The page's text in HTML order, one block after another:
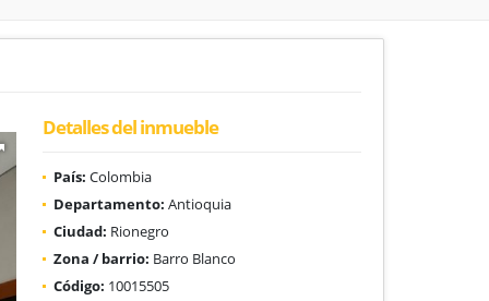
Detalles del inmueble
País: Colombia
Departamento: Antioquia
Ciudad: Rionegro
Zona / barrio: Barro Blanco
Código: 10015505